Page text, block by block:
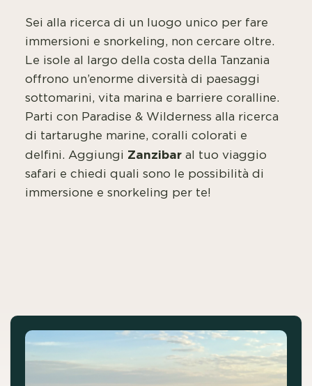
Sei alla ricerca di un luogo unico per fare
immersioni e snorkeling, non cercare oltre.
Le isole al largo della costa della Tanzania
offrono un’enorme diversità di paesaggi
sottomarini, vita marina e barriere coralline.
Parti con Paradise & Wilderness alla ricerca
di tartarughe marine, coralli colorati e
delfini. Aggiungi Zanzibaral tuo viaggio
safari e chiedi quali sono le possibilità di
immersione e snorkeling per te!